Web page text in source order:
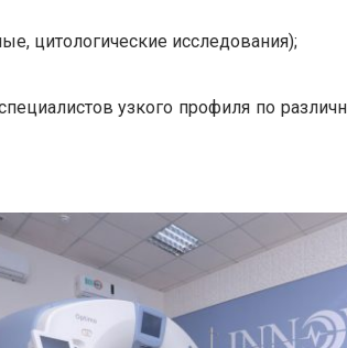
цитологические исследования);
узкого профиля по